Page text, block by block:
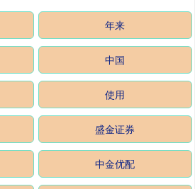
年来
中国
使用
盛金证券
中金优配